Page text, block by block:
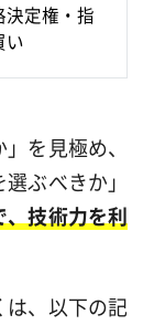
決定権・指
い
を見極め、
ぶべきか」
技術力を利
、以下の記